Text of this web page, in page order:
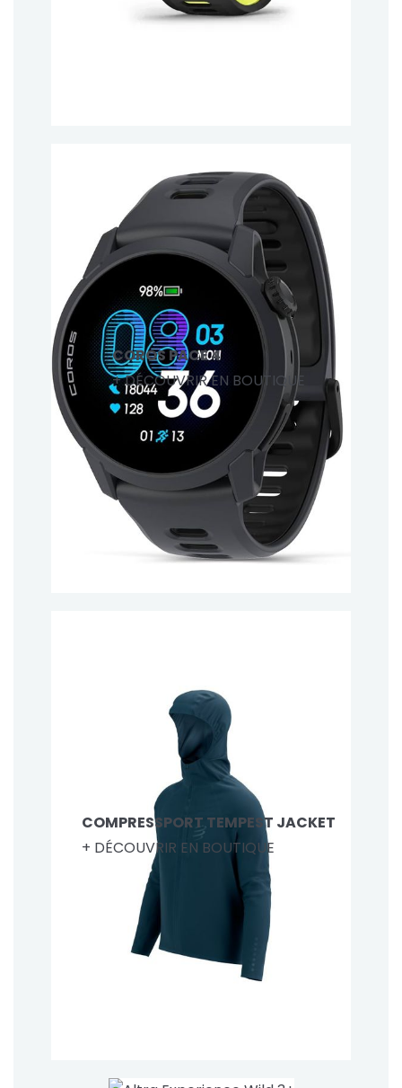
COROS PACE 4
+ DÉCOUVRIR EN BOUTIQUE
COMPRESSPORT TEMPEST JACKET
+ DÉCOUVRIR EN BOUTIQUE